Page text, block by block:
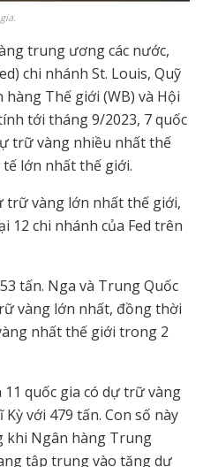
trung ương các nước,
chi nhánh St. Louis, Quỹ
hàng Thế giới (WB) và Hội
tới tháng 9/2023, 7 quốc
trữ vàng nhiều nhất thế
lớn nhất thế giới.
trữ vàng lớn nhất thế giới,
12 chi nhánh của Fed trên
tấn. Nga và Trung Quốc
vàng lớn nhất, đồng thời
nhất thế giới trong 2
quốc gia có dự trữ vàng
với 479 tấn. Con số này
khi Ngân hàng Trung
tập trung vào tăng dự